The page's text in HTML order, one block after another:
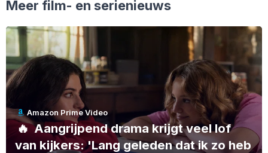
Meer film- en serienieuws
Amazon Prime Video
🔥Aangrijpend drama krijgt veel lof
van kijkers: 'Lang geleden dat ik zo heb